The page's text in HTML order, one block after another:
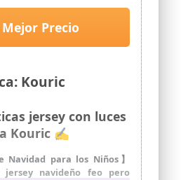
Christmas
Navideños con
Navideño
Kouric
Precio
jersey con luces
Kouric ✍
Navidad para los Niños】
jersey navideño feo pero